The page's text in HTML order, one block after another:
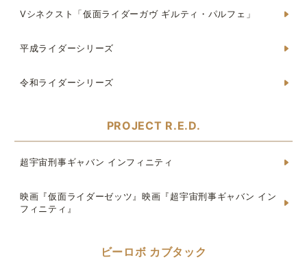
Vシネクスト「仮面ライダーガヴ ギルティ・パルフェ」
平成ライダーシリーズ
令和ライダーシリーズ
PROJECT R.E.D.
超宇宙刑事ギャバン インフィニティ
映画『仮面ライダーゼッツ』映画『超宇宙刑事ギャバン イン
フィニティ』
ビーロボ カブタック